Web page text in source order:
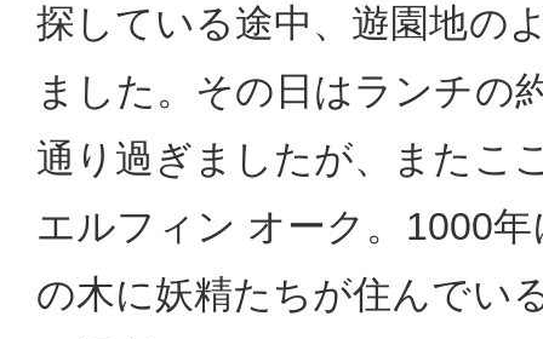
探している途中、遊園地の
ました。その日はランチの
通り過ぎましたが、またこ
エルフィン オーク。1000
の木に妖精たちが住んでい